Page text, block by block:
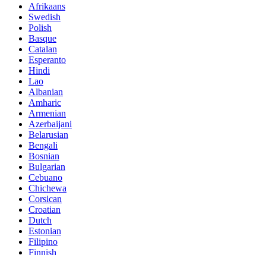
Afrikaans
Swedish
Polish
Basque
Catalan
Esperanto
Hindi
Lao
Albanian
Amharic
Armenian
Azerbaijani
Belarusian
Bengali
Bosnian
Bulgarian
Cebuano
Chichewa
Corsican
Croatian
Dutch
Estonian
Filipino
Finnish